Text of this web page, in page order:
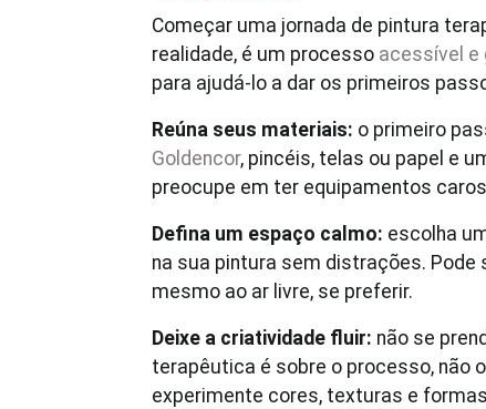
Começar uma jornada de pintura
realidade, é um processo acessível
para ajudá-lo a dar os primeiros
Reúna seus materiais: o primeiro
Goldencor, pincéis, telas ou papel e
preocupe em ter equipamentos
Defina um espaço calmo: escolha
na sua pintura sem distrações.
mesmo ao ar livre, se preferir.
Deixe a criatividade fluir: não se
terapêutica é sobre o processo, não
experimente cores, texturas e